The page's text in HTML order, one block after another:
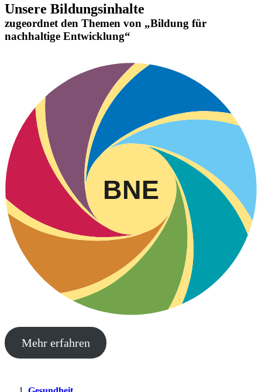
Unsere Bildungsinhalte
zugeordnet den Themen von „Bildung für
nachhaltige Entwicklung“
BNE
Mehr erfahren